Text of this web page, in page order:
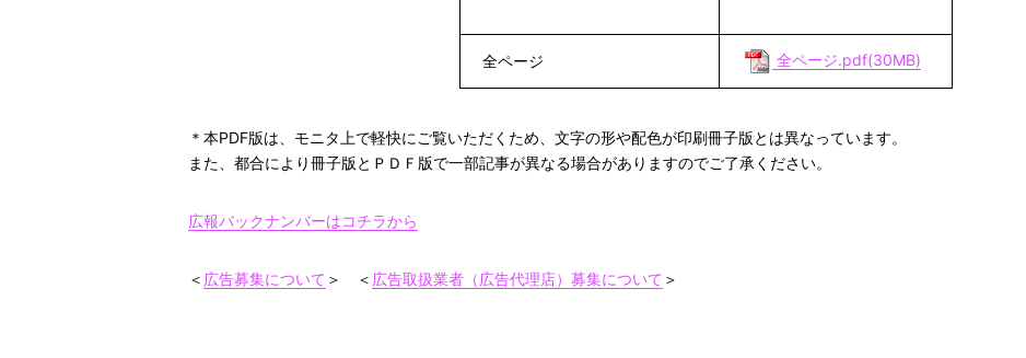
全ページ 全ページ.pdf(30MB)
＊本PDF版は、モニタ上で軽快にご覧いただくため、文字の形や配色が印刷冊子版とは異なっています。
また、都合により冊子版とＰＤＦ版で一部記事が異なる場合がありますのでご了承ください。
広報バックナンバーはコチラから
＜ 広告募集について ＞ ＜ 広告取扱業者（広告代理店）募集について ＞